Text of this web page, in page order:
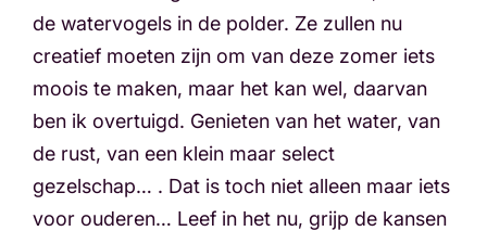
de watervogels in de polder. Ze zullen nu
creatief moeten zijn om van deze zomer iets
moois te maken, maar het kan wel, daarvan
ben ik overtuigd. Genieten van het water, van
de rust, van een klein maar select
gezelschap… . Dat is toch niet alleen maar iets
voor ouderen… Leef in het nu, grijp de kansen